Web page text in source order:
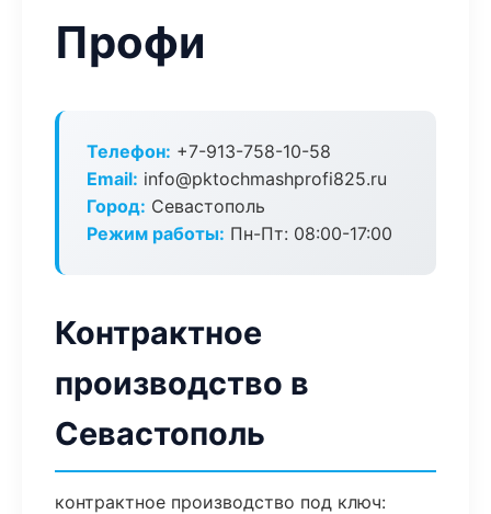
Профи
Телефон: +7-913-758-10-58
Email: info@pktochmashprofi825.ru
Город: Севастополь
Режим работы: Пн-Пт: 08:00-17:00
Контрактное
производство в
Севастополь
контрактное производство под ключ: